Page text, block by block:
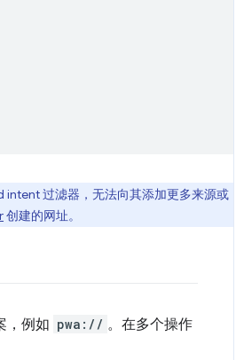
intent 过滤器，无法向其添加更多来源或
创建的网址。
，例如 pwa:// 。在多个操作